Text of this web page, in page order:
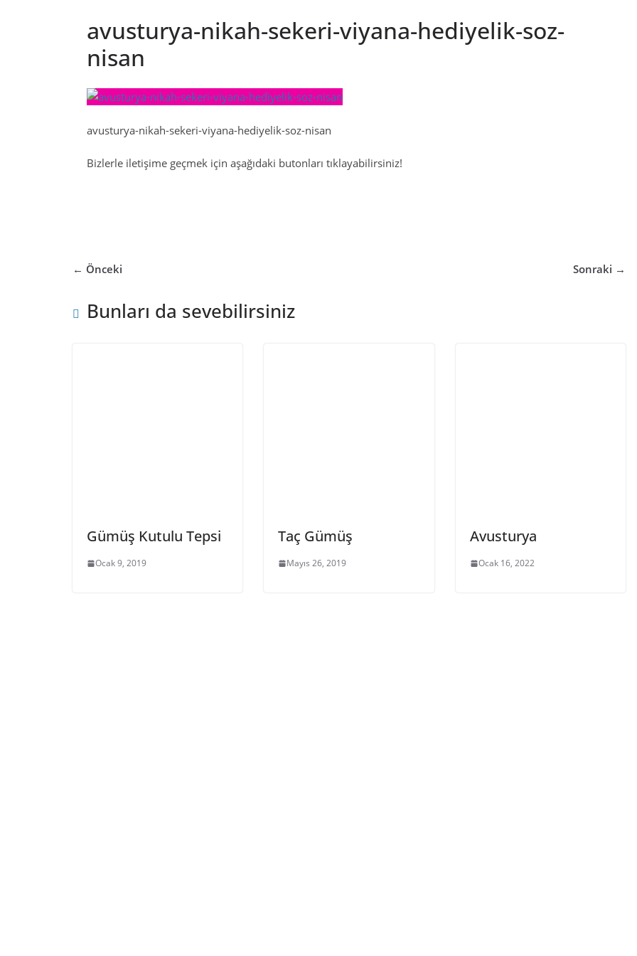
avusturya-nikah-sekeri-viyana-hediyelik-soz-
nisan
avusturya-nikah-sekeri-viyana-hediyelik-soz-nisan
Bizlerle iletişime geçmek için aşağıdaki butonları tıklayabilirsiniz!
← Önceki Sonraki →
Bunları da sevebilirsiniz
Gümüş Kutulu Tepsi
Ocak 9, 2019
Taç Gümüş
Mayıs 26, 2019
Avusturya
Ocak 16, 2022